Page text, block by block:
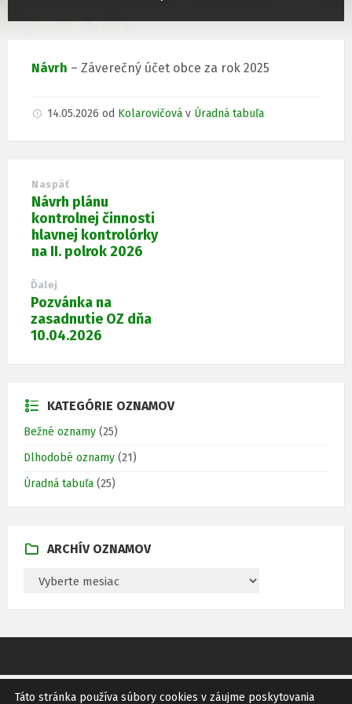
Návrh – Záverečný účet obce za rok 2025
14.05.2026 od Kolarovičová v Úradná tabuľa
Naspäť
Návrh plánu
kontrolnej činnosti
hlavnej kontrolórky
na II. polrok 2026
Ďalej
Pozvánka na
zasadnutie OZ dňa
10.04.2026
KATEGÓRIE OZNAMOV
Bežné oznamy (25)
Dlhodobé oznamy (21)
Úradná tabuľa (25)
ARCHÍV OZNAMOV
V
N
A
GDPR SITEMAP RSS
Táto stránka používa súbory cookies v záujme poskytovania